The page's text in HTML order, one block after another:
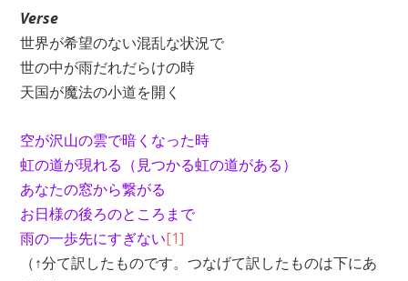
Verse
世界が希望のない混乱な状況で
世の中が雨だれだらけの時
天国が魔法の小道を開く
空が沢山の雲で暗くなった時
虹の道が現れる （見つかる虹の道がある）
あなたの窓から繋がる
お日様の後ろのところまで
雨の一歩先にすぎない[1]
（↑分て訳したものです。つなげて訳したものは下にあ